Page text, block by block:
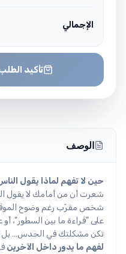
الإجمالي
تأكيد
الوصف
حين لا تفهم لماذا يقول
شعرت أن من أمامك لا يقول
شخص مقرّب رغم وضوح
على "قراءة ما بين السطور"، أو
تكن مشكلتك في الحدس… بل
لفهم ما يدور داخل الآخرين